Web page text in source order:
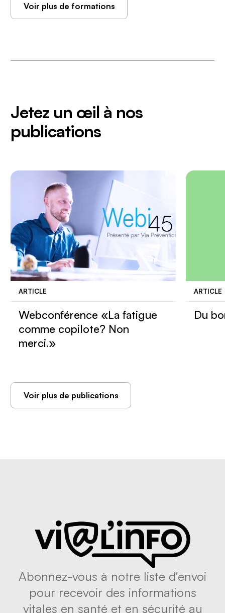
Voir plus de formations
Jetez un œil à nos
publications
ARTICLE
Webconférence «La fatigue
comme copilote? Non
merci.»
ARTICLE
Du
Voir plus de publications
Abonnez-vous à notre liste d'envoi
pour recevoir des informations
vitales en santé et en sécurité au